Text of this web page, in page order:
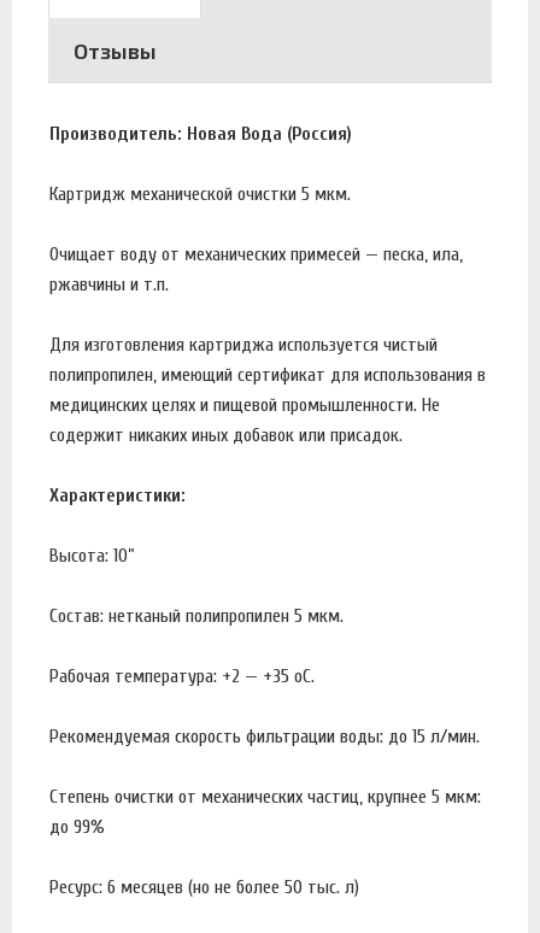
Отзывы
Производитель: Новая Вода (Россия)
Картридж механической очистки 5 мкм.
Очищает воду от механических примесей — песка, ила,
ржавчины и т.п.
Для изготовления картриджа используется чистый
полипропилен, имеющий сертификат для использования в
медицинских целях и пищевой промышленности. Не
содержит никаких иных добавок или присадок.
Характеристики:
Высота: 10”
Состав: нетканый полипропилен 5 мкм.
Рабочая температура: +2 — +35 оС.
Рекомендуемая скорость фильтрации воды: до 15 л/мин.
Степень очистки от механических частиц, крупнее 5 мкм:
до 99%
Ресурс: 6 месяцев (но не более 50 тыс. л)